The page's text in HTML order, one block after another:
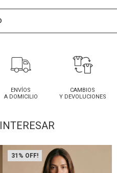
ENVÍOS
A DOMICILIO
CAMBIOS
Y DEVOLUCIONES
31